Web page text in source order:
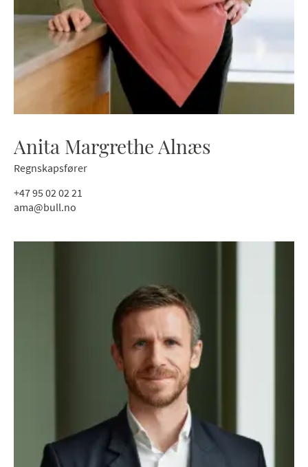
Anita Margrethe Alnæs
Regnskapsfører
+47 95 02 02 21
ama@bull.no